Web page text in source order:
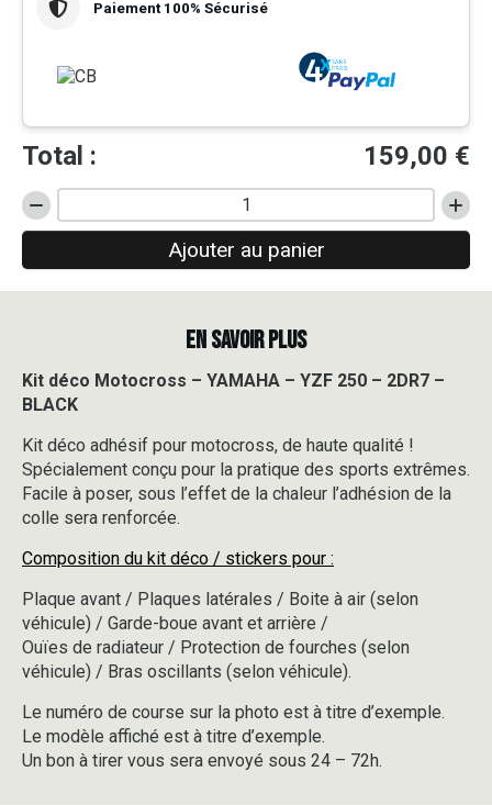
Paiement 100% Sécurisé
Total : 159,00 €
quantité
de
Motocross
YZF
250
2DR7
-
BLACK
Ajouter au panier
EN SAVOIR PLUS
Kit déco Motocross – YAMAHA – YZF 250 – 2DR7 –
BLACK
Kit déco adhésif pour motocross, de haute qualité !
Spécialement conçu pour la pratique des sports extrêmes.
Facile à poser, sous l’effet de la chaleur l’adhésion de la
colle sera renforcée.
Composition du kit déco / stickers pour :
Plaque avant / Plaques latérales / Boite à air (selon
véhicule) / Garde-boue avant et arrière /
Ouïes de radiateur / Protection de fourches (selon
véhicule) / Bras oscillants (selon véhicule).
Le numéro de course sur la photo est à titre d’exemple.
Le modèle affiché est à titre d’exemple.
Un bon à tirer vous sera envoyé sous 24 – 72h.